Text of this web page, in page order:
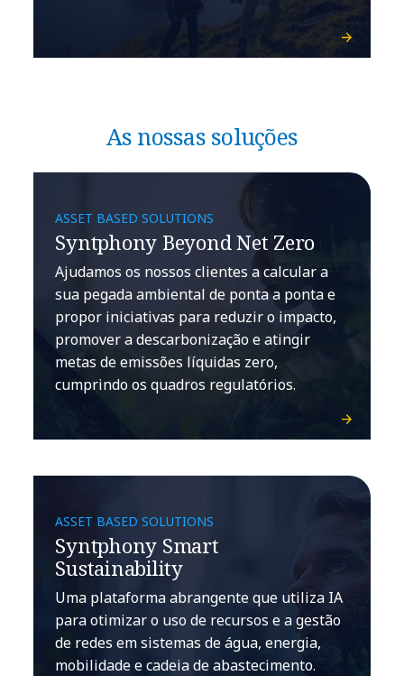
As nossas soluções
ASSET BASED SOLUTIONS
Syntphony Beyond Net Zero
Ajudamos os nossos clientes a calcular a
sua pegada ambiental de ponta a ponta e
propor iniciativas para reduzir o impacto,
promover a descarbonização e atingir
metas de emissões líquidas zero,
cumprindo os quadros regulatórios.
ASSET BASED SOLUTIONS
Syntphony Smart
Sustainability
Uma plataforma abrangente que utiliza IA
para otimizar o uso de recursos e a gestão
de redes em sistemas de água, energia,
mobilidade e cadeia de abastecimento.